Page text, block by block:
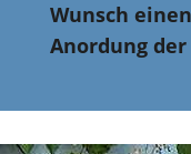
Wunsch
Anordung